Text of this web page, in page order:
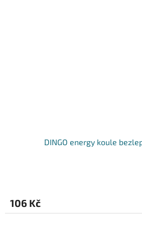
DINGO energy koule
106 Kč